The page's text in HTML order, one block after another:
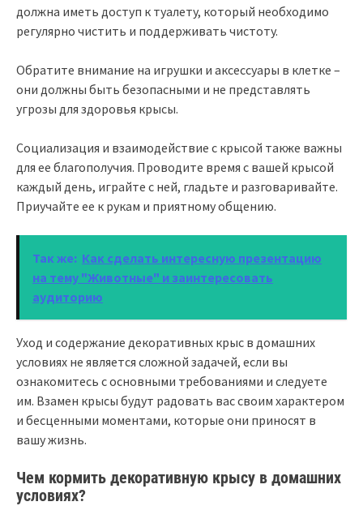
должна иметь доступ к туалету, который необходимо
регулярно чистить и поддерживать чистоту.
Обратите внимание на игрушки и аксессуары в клетке –
они должны быть безопасными и не представлять
угрозы для здоровья крысы.
Социализация и взаимодействие с крысой также важны
для ее благополучия. Проводите время с вашей крысой
каждый день, играйте с ней, гладьте и разговаривайте.
Приучайте ее к рукам и приятному общению.
Так же: Как сделать интересную презентацию
на тему "Животные" и заинтересовать
аудиторию
Уход и содержание декоративных крыс в домашних
условиях не является сложной задачей, если вы
ознакомитесь с основными требованиями и следуете
им. Взамен крысы будут радовать вас своим характером
и бесценными моментами, которые они приносят в
вашу жизнь.
Чем кормить декоративную крысу в домашних
условиях?